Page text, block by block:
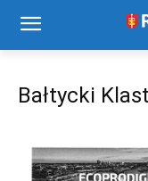
Bałtycki